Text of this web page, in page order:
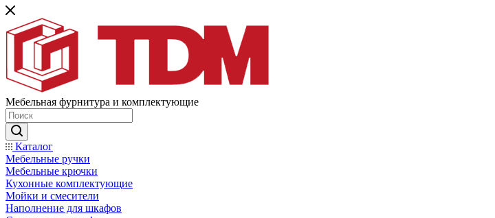
Мебельная фурнитура и комплектующие
Каталог
Мебельные ручки
Мебельные крючки
Кухонные комплектующие
Мойки и смесители
Наполнение для шкафов